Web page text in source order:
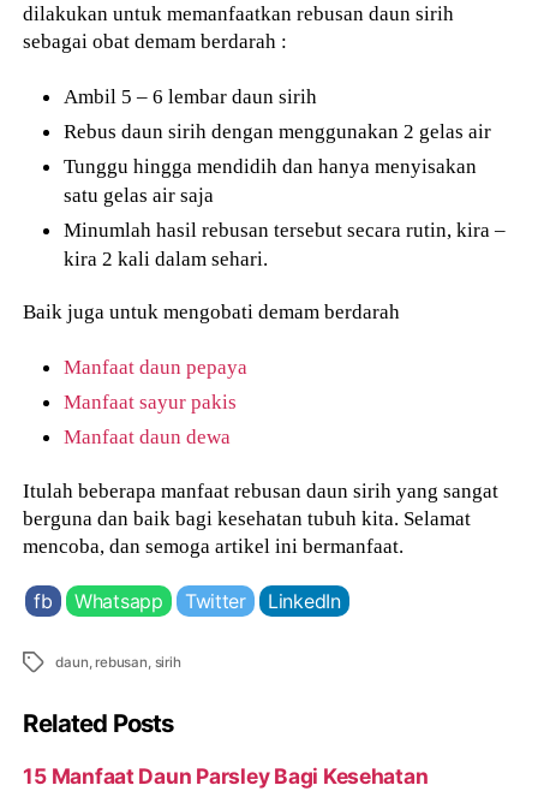
dilakukan untuk memanfaatkan rebusan daun sirih
sebagai obat demam berdarah :
Ambil 5 – 6 lembar daun sirih
Rebus daun sirih dengan menggunakan 2 gelas air
Tunggu hingga mendidih dan hanya menyisakan
satu gelas air saja
Minumlah hasil rebusan tersebut secara rutin, kira –
kira 2 kali dalam sehari.
Baik juga untuk mengobati demam berdarah
Manfaat daun pepaya
Manfaat sayur pakis
Manfaat daun dewa
Itulah beberapa manfaat rebusan daun sirih yang sangat
berguna dan baik bagi kesehatan tubuh kita. Selamat
mencoba, dan semoga artikel ini bermanfaat.
fb Whatsapp Twitter LinkedIn
Tags daun ,rebusan sirih
Related Posts
15 Manfaat Daun Parsley Bagi Kesehatan